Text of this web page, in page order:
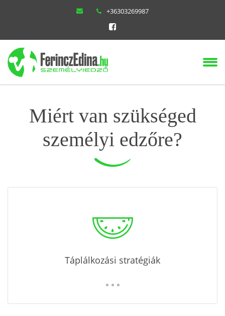
+36303269987
Miért van szükséged
személyi edzőre?
Táplálkozási stratégiák